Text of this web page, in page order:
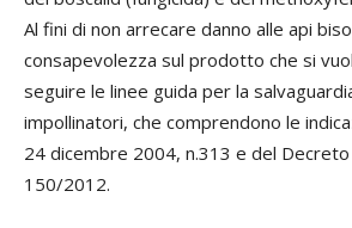
Al fini di non arrecare danno alle api
consapevolezza sul prodotto che si
seguire le linee guida per la
impollinatori, che comprendono le
24 dicembre 2004, n.313 e del
150/2012.